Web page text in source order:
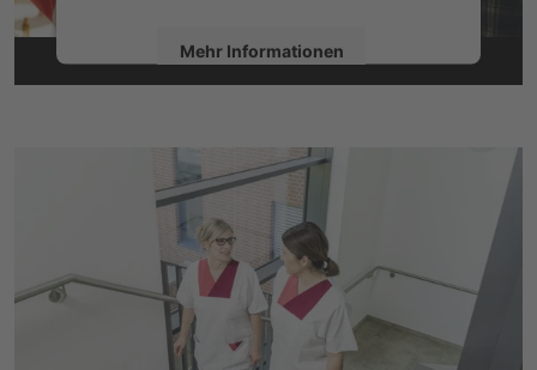
Mehr Informationen
Usercentrics Consent
Management Platform